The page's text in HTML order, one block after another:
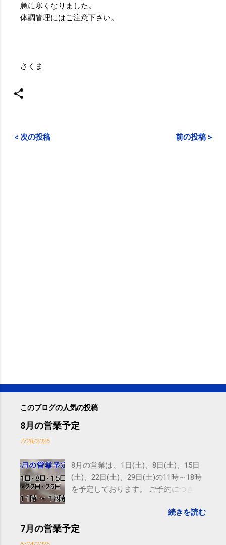
急に寒くなりました。
体調管理にはご注意下さい。
さくま
< 次の投稿 前の投稿 >
このブログの人気の投稿
8月の営業予定
7/28/2026
8月の営業は、1日(土)、8日(土)、15日
(土)、22日(土)、29日(土)の11時～18時
を予定しております。 ご予約につきま
す。 電話に出られないことがあります
ので、ご予約、お問い合わせは
続きを読む
7月の営業予定